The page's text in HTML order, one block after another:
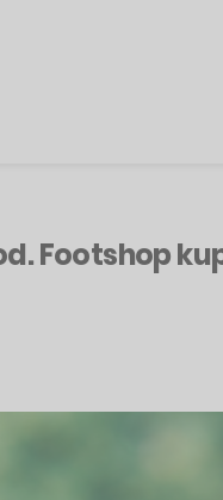
Footshop